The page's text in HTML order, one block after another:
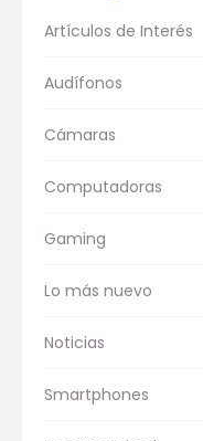
Artículos de Interés
Audífonos
Cámaras
Computadoras
Gaming
Lo más nuevo
Noticias
Smartphones